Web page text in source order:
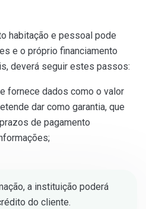
habitação e pessoal pode
e o próprio financiamento
deverá seguir estes passos:
fornece dados como o valor
dar como garantia, que
de pagamento
a instituição poderá
do cliente.